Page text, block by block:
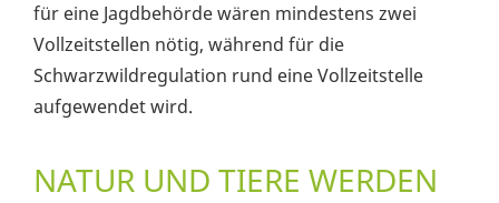
für eine Jagdbehörde wären mindestens zwei
Vollzeitstellen nötig, während für die
Schwarzwildregulation rund eine Vollzeitstelle
aufgewendet wird.
NATUR UND TIERE WERDEN